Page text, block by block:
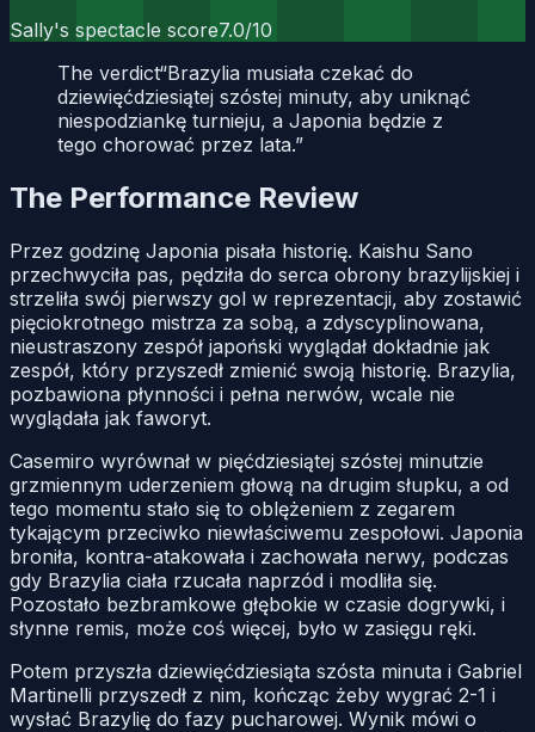
Sally's spectacle score7.0/10
The verdict“Brazylia musiała czekać do
dziewięćdziesiątej szóstej minuty, aby uniknąć
niespodziankę turnieju, a Japonia będzie z
tego chorować przez lata.”
The Performance Review
Przez godzinę Japonia pisała historię. Kaishu Sano
przechwyciła pas, pędziła do serca obrony brazylijskiej i
strzeliła swój pierwszy gol w reprezentacji, aby zostawić
pięciokrotnego mistrza za sobą, a zdyscyplinowana,
nieustraszony zespół japoński wyglądał dokładnie jak
zespół, który przyszedł zmienić swoją historię. Brazylia,
pozbawiona płynności i pełna nerwów, wcale nie
wyglądała jak faworyt.
Casemiro wyrównał w pięćdziesiątej szóstej minutzie
grzmiennym uderzeniem głową na drugim słupku, a od
tego momentu stało się to oblężeniem z zegarem
tykającym przeciwko niewłaściwemu zespołowi. Japonia
broniła, kontra-atakowała i zachowała nerwy, podczas
gdy Brazylia ciała rzucała naprzód i modliła się.
Pozostało bezbramkowe głębokie w czasie dogrywki, i
słynne remis, może coś więcej, było w zasięgu ręki.
Potem przyszła dziewięćdziesiąta szósta minuta i Gabriel
Martinelli przyszedł z nim, kończąc żeby wygrać 2-1 i
wysłać Brazylię do fazy pucharowej. Wynik mówi o